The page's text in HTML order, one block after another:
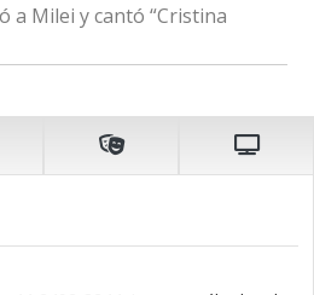
a Milei y cantó “Cristina